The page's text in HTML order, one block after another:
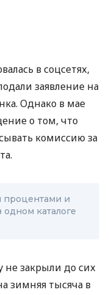
в соцсетях,
заявление на
Однако в мае
о том, что
комиссию за
процентами и
каталоге
не закрыли до сих
зимняя тысяча в